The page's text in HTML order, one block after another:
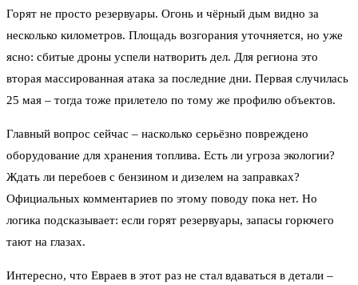
Горят не просто резервуары. Огонь и чёрный дым видно за
несколько километров. Площадь возгорания уточняется, но уже
ясно: сбитые дроны успели натворить дел. Для региона это
вторая массированная атака за последние дни. Первая случилась
25 мая – тогда тоже прилетело по тому же профилю объектов.
Главный вопрос сейчас – насколько серьёзно повреждено
оборудование для хранения топлива. Есть ли угроза экологии?
Ждать ли перебоев с бензином и дизелем на заправках?
Официальных комментариев по этому поводу пока нет. Но
логика подсказывает: если горят резервуары, запасы горючего
тают на глазах.
Интересно, что Евраев в этот раз не стал вдаваться в детали –